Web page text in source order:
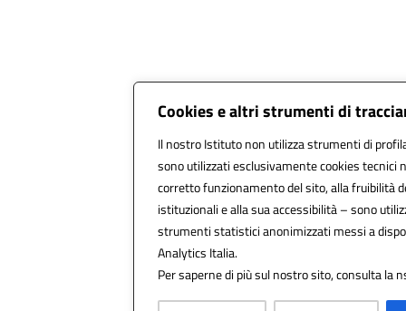
Cookies e altri strumenti di
Il nostro Istituto non utilizza strumenti di
sono utilizzati esclusivamente cookies tecnici
corretto funzionamento del sito, alla fruibilità
istituzionali e alla sua accessibilità – sono
strumenti statistici anonimizzati messi a
Analytics Italia.
Per saperne di più sul nostro sito, consulta la